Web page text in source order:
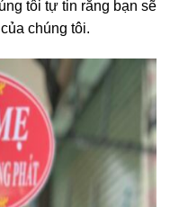
tôi tự tin rằng bạn sẽ
chúng tôi.